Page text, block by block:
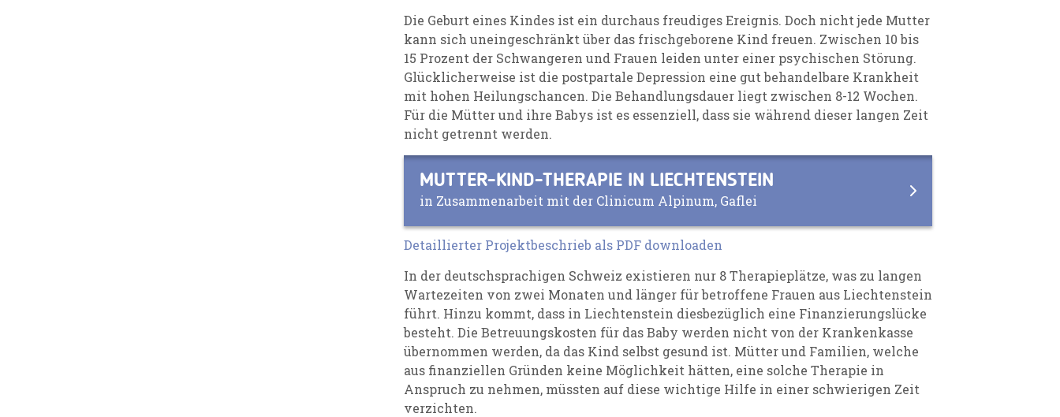
Die Geburt eines Kindes ist ein durchaus freudiges Ereignis. Doch nicht jede Mutter
kann sich uneingeschränkt über das frischgeborene Kind freuen. Zwischen 10 bis
15 Prozent der Schwangeren und Frauen leiden unter einer psychischen Störung.
Glücklicherweise ist die postpartale Depression eine gut behandelbare Krankheit
mit hohen Heilungschancen. Die Behandlungsdauer liegt zwischen 8-12 Wochen.
Für die Mütter und ihre Babys ist es essenziell, dass sie während dieser langen Zeit
nicht getrennt werden.
MUTTER-KIND-THERAPIE IN LIECHTENSTEIN
in Zusammenarbeit mit der Clinicum Alpinum, Gaflei
Detaillierter Projektbeschrieb als PDF downloaden
In der deutschsprachigen Schweiz existieren nur 8 Therapieplätze, was zu langen
Wartezeiten von zwei Monaten und länger für betroffene Frauen aus Liechtenstein
führt. Hinzu kommt, dass in Liechtenstein diesbezüglich eine Finanzierungslücke
besteht. Die Betreuungskosten für das Baby werden nicht von der Krankenkasse
übernommen werden, da das Kind selbst gesund ist. Mütter und Familien, welche
aus finanziellen Gründen keine Möglichkeit hätten, eine solche Therapie in
Anspruch zu nehmen, müssten auf diese wichtige Hilfe in einer schwierigen Zeit
verzichten.